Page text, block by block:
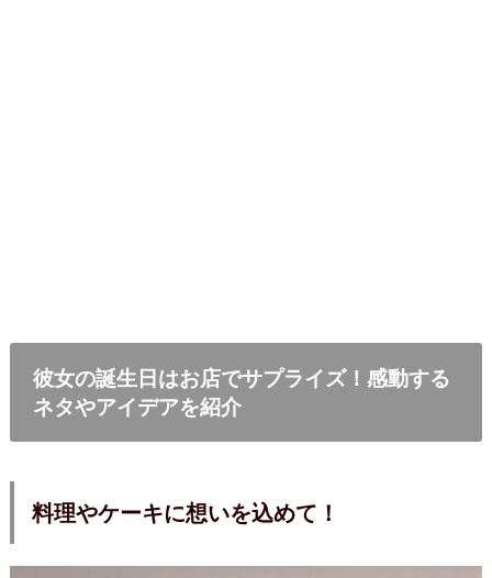
彼女の誕生日はお店でサプライズ！感動する
ネタやアイデアを紹介
料理やケーキに想いを込めて！